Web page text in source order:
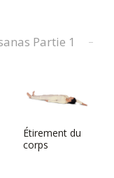
Partie 1
Étirement du
corps